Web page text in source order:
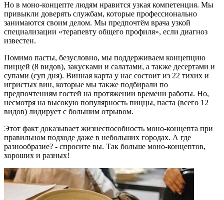
Но в моно-концепте людям нравится узкая компетенция. Мы
привыкли доверять службам, которые профессионально
занимаются своим делом. Мы предпочтём врача узкой
специализации «терапевту общего профиля», если диагноз
известен.
Помимо пасты, безусловно, мы поддерживаем концепцию
пиццей (8 видов), закусками и салатами, а также десертами и
супами (суп дня). Винная карта у нас состоит из 22 тихих и
игристых вин, которые мы также подбирали по
предпочтениям гостей на протяжении времени работы. Но,
несмотря на высокую популярность пиццы, паста (всего 12
видов) лидирует с большим отрывом.
Этот факт доказывает жизнеспособность моно-концепта при
правильном подходе даже в небольших городах. А где
разнообразие? - спросите вы. Так больше моно-концептов,
хороших и разных!